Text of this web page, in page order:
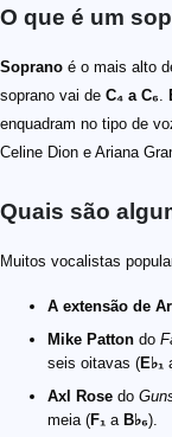
O que é um
Soprano é o mais alto
soprano vai de C₄ a C₆
enquadram no tipo de
Celine Dion e Ariana
Quais são
Muitos vocalistas
A extensão de
Mike Patton do
seis oitavas (E♭₁
Axl Rose do
meia (F₁ a B♭₆).